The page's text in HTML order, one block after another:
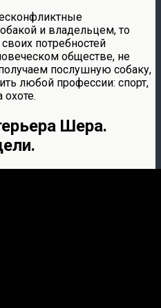
и владельцем, то
потребностей
обществе, не
послушную собаку,
любой профессии: спорт,
Шера.